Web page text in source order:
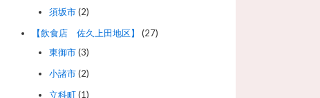
須坂市(2)
【飲食店 佐久上田地区】
(27)
東御市(3)
小諸市(2)
立科町(1)